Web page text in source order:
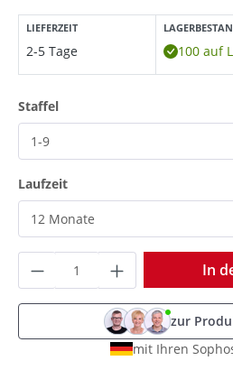
LIEFERZEIT
2-5 Tage 100 auf
Staffelauswählen
Laufzeitauswählen
Produkt Anzahl: Gib
In
zur
mit Ihren